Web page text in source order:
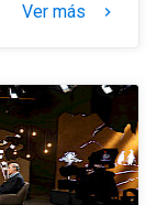
Ver más keyboard_arrow_right